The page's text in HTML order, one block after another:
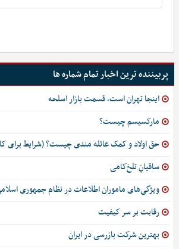
پربیننده ترین اخبار تمام شماره ها
اینجا تهران است، قسمت بازار اسلحه
مارکسیسم چیست؟
حق اولاد و کمک عائله مندی چیست؟ (شرایط برای
ساقیانِ تلخ‌کامی
ویژگی‌های ماموران اطلاعات در نظام جمهوری
رقابت بر سر کیفیت
بهترین شرکت بازرسی در ایران